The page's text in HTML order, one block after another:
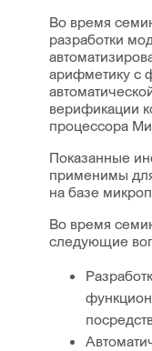
Во время
разработки
арифметику с
верификации
процессора
Показанные
применимы
на базе
Во время
следующие